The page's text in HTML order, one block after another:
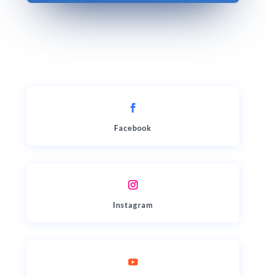
Votre satisfaction, notre priorité.
Facebook
Instagram